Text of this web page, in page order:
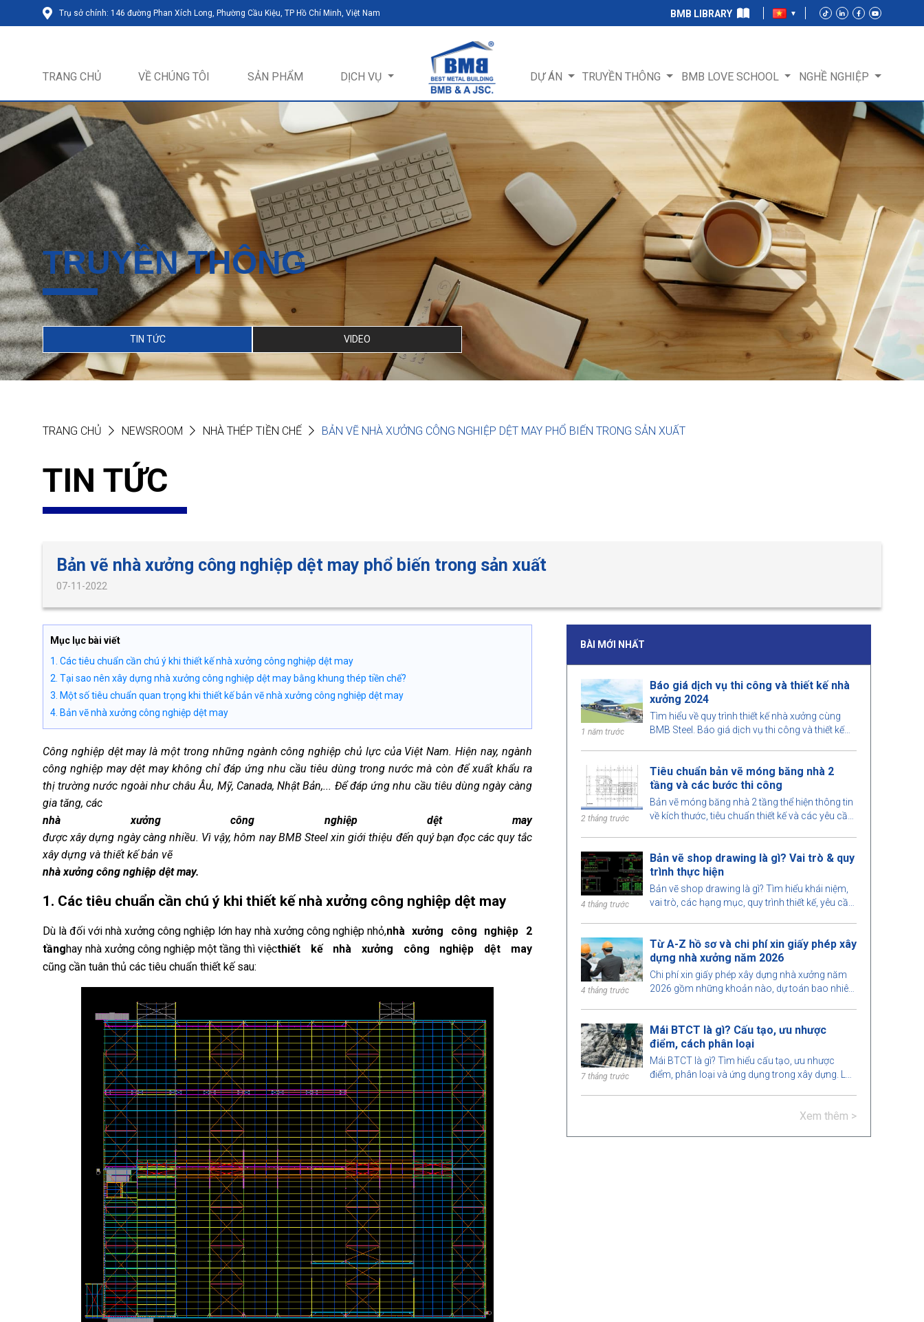
Trụ sở chính: 146 đường Phan Xích Long, Phường Cầu Kiệu, TP Hồ Chí Minh, Việt Nam BMB LIBRARY
TRANG CHỦ VỀ CHÚNG TÔI SẢN PHẨM DỊCH VỤ DỰ ÁN TRUYỀN THÔNG BMB LOVE SCHOOL NGHỀ NGHIỆP
TRUYỀN THÔNG
TIN TỨC VIDEO
TRANG CHỦ NEWSROOM NHÀ THÉP TIỀN CHẾ BẢN VẼ NHÀ XƯỞNG CÔNG NGHIỆP DỆT MAY PHỔ BIẾN TRONG SẢN XUẤT
TIN TỨC
Bản vẽ nhà xưởng công nghiệp dệt may phổ biến trong sản xuất
07-11-2022
Mục lục bài viết
1. Các tiêu chuẩn cần chú ý khi thiết kế nhà xưởng công nghiệp dệt may
2. Tại sao nên xây dựng nhà xưởng công nghiệp dệt may bằng khung thép tiền chế?
3. Một số tiêu chuẩn quan trọng khi thiết kế bản vẽ nhà xưởng công nghiệp dệt may
4. Bản vẽ nhà xưởng công nghiệp dệt may
Công nghiệp dệt may là một trong những ngành công nghiệp chủ lực của Việt Nam. Hiện nay, ngành
công nghiệp may dệt may không chỉ đáp ứng nhu cầu tiêu dùng trong nước mà còn để xuất khẩu ra
thị trường nước ngoài như châu Âu, Mỹ, Canada, Nhật Bản,... Để đáp ứng nhu cầu tiêu dùng ngày càng
gia tăng, các
nhà xưởng công nghiệp dệt may
được xây dựng ngày càng nhiều. Vì vậy, hôm nay BMB Steel xin giới thiệu đến quý bạn đọc các quy tắc
xây dựng và thiết kế bản vẽ
nhà xưởng công nghiệp dệt may.
1. Các tiêu chuẩn cần chú ý khi thiết kế nhà xưởng công nghiệp dệt may
Dù là đối với nhà xưởng công nghiệp lớn hay nhà xưởng công nghiệp nhỏ,nhà xưởng công nghiệp 2
tầnghay nhà xưởng công nghiệp một tầng thì việcthiết kế nhà xưởng công nghiệp dệt may
cũng cần tuân thủ các tiêu chuẩn thiết kế sau:
BÀI MỚI NHẤT
1 năm trước
Báo giá dịch vụ thi công và thiết kế nhà
xưởng 2024
Tìm hiểu về quy trình thiết kế nhà xưởng cùng
BMB Steel. Báo giá dịch vụ thi công và thiết kế
2 tháng trước
Tiêu chuẩn bản vẽ móng băng nhà 2
tầng và các bước thi công
Bản vẽ móng băng nhà 2 tầng thể hiện thông tin
về kích thước, tiêu chuẩn thiết kế và các yêu cầu
4 tháng trước
Bản vẽ shop drawing là gì? Vai trò & quy
trình thực hiện
Bản vẽ shop drawing là gì? Tìm hiểu khái niệm,
vai trò, các hạng mục, quy trình thiết kế, yêu cầu
4 tháng trước
Từ A-Z hồ sơ và chi phí xin giấy phép xây
dựng nhà xưởng năm 2026
Chi phí xin giấy phép xây dựng nhà xưởng năm
2026 gồm những khoản nào, dự toán bao nhiêu,
7 tháng trước
Mái BTCT là gì? Cấu tạo, ưu nhược
điểm, cách phân loại
Mái BTCT là gì? Tìm hiểu cấu tạo, ưu nhược
điểm, phân loại và ứng dụng trong xây dựng. Lưu
Xem thêm >